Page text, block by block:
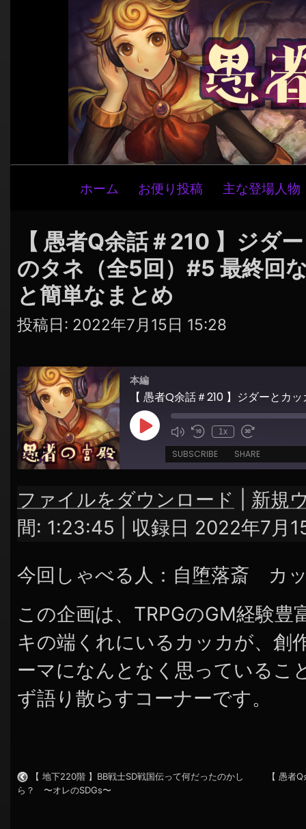
ビ
ゲ
ー
シ
ョ
ホーム お便り投稿 主な登場人物
【 愚者Q余話＃210 】ジダ
のタネ（全5回）#5 最終回
と簡単なまとめ
投稿日: 2022年7月15日 15:28
本編
Play
Episode
1x
SUBSCRIBE SHARE
RSS FEED
SHARE
LINK
EMBED
ファイルをダウンロード
新規
間: 1:23:45
収録日 2022年7月
今回しゃべる人：自堕落斎 カ
この企画は、TRPGのGM経験豊
キの端くれにいるカッカが、創
ーマになんとなく思っているこ
ず語り散らすコーナーです。
【 地下220階 】BB戦士SD戦国伝って何だったのかし
ら？ 〜オレのSDGs〜
【 愚者